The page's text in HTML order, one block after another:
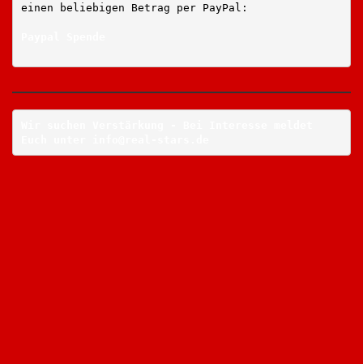
einen beliebigen Betrag per PayPal: